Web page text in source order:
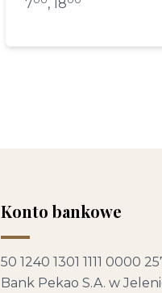
7
, 18
Konto bankowe
50 1240 1301 1111 0000
Bank Pekao S.A. w